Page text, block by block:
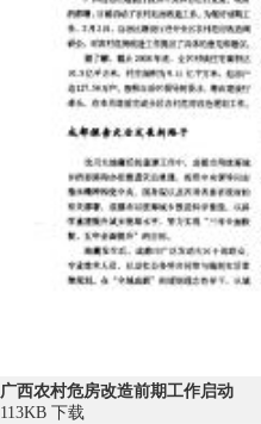
广西农村危房改造前期工作启动
113KB 下载